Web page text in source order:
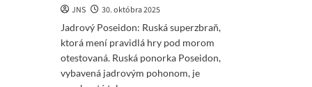
JNS
30. októbra 2025
Jadrový Poseidon: Ruská superzbraň,
ktorá mení pravidlá hry pod morom
otestovaná. Ruská ponorka Poseidon,
vybavená jadrovým pohonom, je